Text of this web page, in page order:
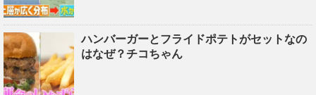
ハンバーガーとフライドポテトがセットなの
はなぜ？チコちゃん